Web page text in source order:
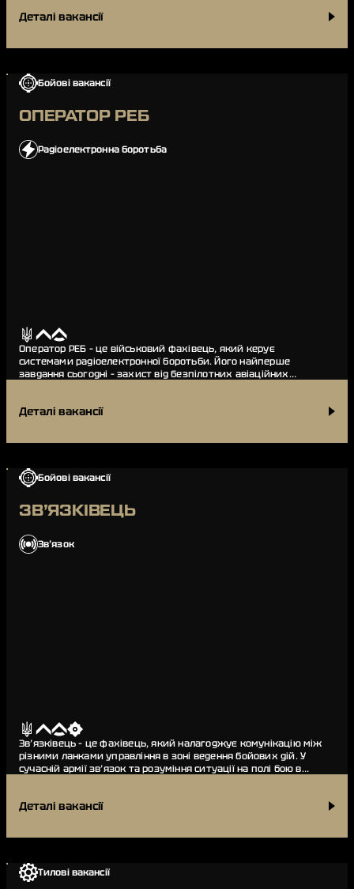
Деталі вакансії
Бойові вакансії
ОПЕРАТОР РЕБ
Радіоелектронна боротьба
Оператор РЕБ – це військовий фахівець, який керує
системами радіоелектронної боротьби. Його найперше
завдання сьогодні – захист від безпілотних авіаційних
Деталі вакансії
Бойові вакансії
ЗВ’ЯЗКІВЕЦЬ
Звʼязок
Зв’язківець – це фахівець, який налагоджує комунікацію між
різними ланками управління в зоні ведення бойових дій. У
сучасній армії зв’язок та розуміння ситуації на полі бою в
Деталі вакансії
Тилові вакансії